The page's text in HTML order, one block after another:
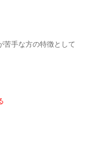
苦手な方の特徴として